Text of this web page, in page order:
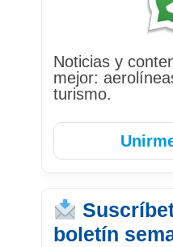
Noticias y
mejor:
turismo.
boletín